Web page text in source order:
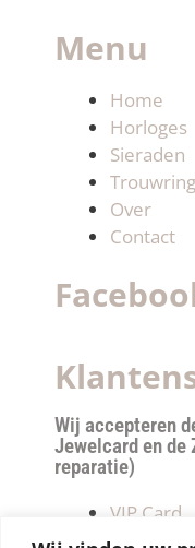
Menu
Home
Horloges
Sieraden
Over
Contact
Wij accepteren
Jewelcard en
reparatie)
VIP Card